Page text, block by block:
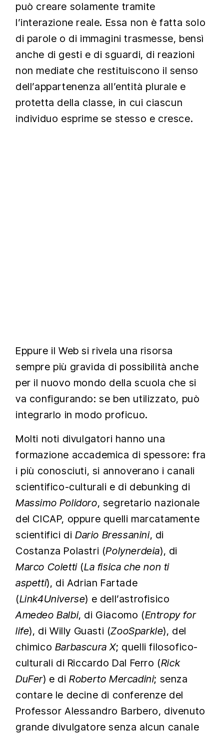
può creare solamente tramite
l’interazione reale. Essa non è fatta solo
di parole o di immagini trasmesse, bensì
anche di gesti e di sguardi, di reazioni
non mediate che restituiscono il senso
dell’appartenenza all’entità plurale e
protetta della classe, in cui ciascun
individuo esprime se stesso e cresce.
Eppure il Web si rivela una risorsa
sempre più gravida di possibilità anche
per il nuovo mondo della scuola che si
va configurando: se ben utilizzato, può
integrarlo in modo proficuo.
Molti noti divulgatori hanno una
formazione accademica di spessore: fra
i più conosciuti, si annoverano i canali
scientifico-culturali e di debunking di
Massimo Polidoro, segretario nazionale
del CICAP, oppure quelli marcatamente
scientifici di Dario Bressanini, di
Costanza Polastri (Polynerdeia), di
Marco Coletti(La fisica che non ti
aspetti), di Adrian Fartade
(Link4Universe) e dell’astrofisico
Amedeo Balbi, di Giacomo (Entropy for
life), di Willy Guasti (ZooSparkle), del
chimico Barbascura X; quelli filosofico-
culturali di Riccardo Dal Ferro (Rick
DuFer) e diRoberto Mercadini; senza
contare le decine di conferenze del
Professor Alessandro Barbero, divenuto
grande divulgatore senza alcun canale